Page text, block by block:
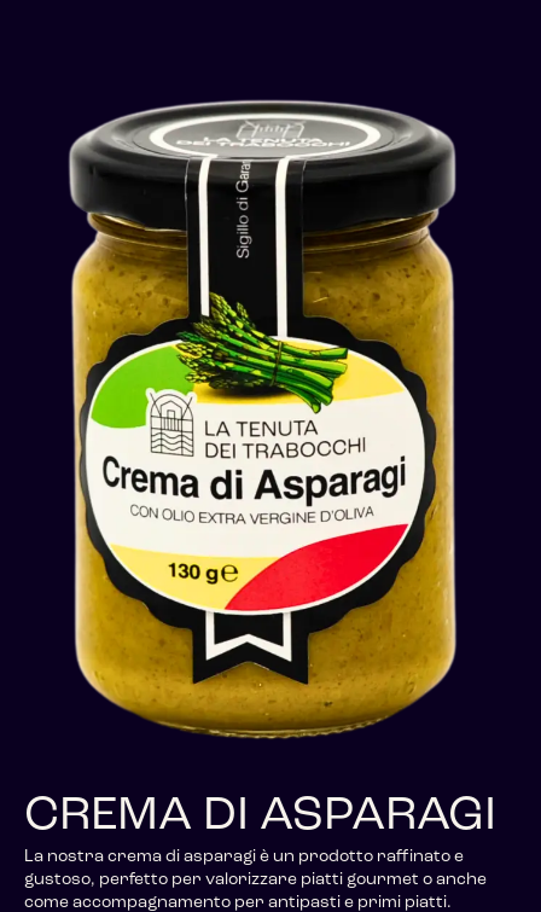
CREMA DI ASPARAGI
La nostra crema di asparagi è un prodotto raffinato e
gustoso, perfetto per valorizzare piatti gourmet o anche
come accompagnamento per antipasti e primi piatti.